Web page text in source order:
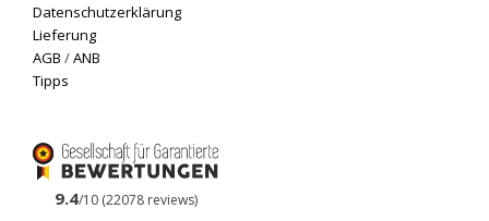
Datenschutzerklärung
Lieferung
AGB /ANB
Tipps
9.4/10 (22078 reviews)